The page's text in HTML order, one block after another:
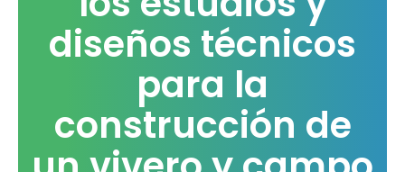
diseños técnicos
para la
construcción de